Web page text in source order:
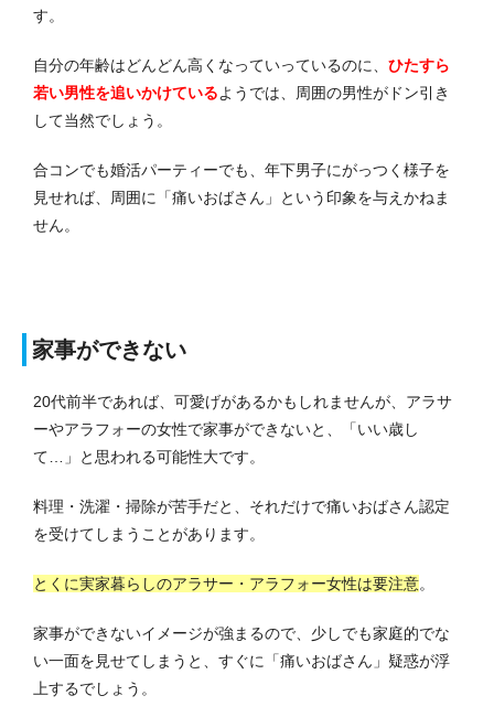
す。
自分の年齢はどんどん高くなっていっているのに、 ひたすら
若い男性を追いかけているようでは、周囲の男性がドン引き
して当然でしょう。
合コンでも婚活パーティーでも、年下男子にがっつく様子を
見せれば、周囲に「痛いおばさん」という印象を与えかねま
せん。
家事ができない
20代前半であれば、可愛げがあるかもしれませんが、アラサ
ーやアラフォーの女性で家事ができないと、「いい歳し
て…」と思われる可能性大です。
料理・洗濯・掃除が苦手だと、それだけで痛いおばさん認定
を受けてしまうことがあります。
とくに実家暮らしのアラサー・アラフォー女性は要注意。
家事ができないイメージが強まるので、少しでも家庭的でな
い一面を見せてしまうと、すぐに「痛いおばさん」疑惑が浮
上するでしょう。